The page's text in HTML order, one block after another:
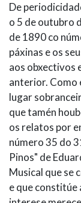
De
o 5 de outubro
de 1890 co
páxinas e os
aos obxectivos
anterior. Como
lugar
que tamén
os relatos por
número 35 do
Pinos" de
Musical que se
e que constitúe